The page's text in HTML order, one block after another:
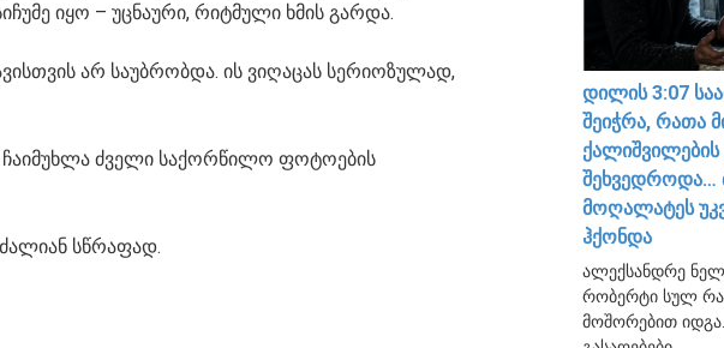
იყო – უცნაური, რიტმული ხმის გარდა.
არ საუბრობდა. ის ვიღაცას სერიოზულად,
ძველი საქორწილო ფოტოების
სწრაფად.
დილის 3:07
შეიჭრა, რათა
ქალიშვილების
შეხვედროდა…
მოღალატეს
ჰქონდა
ალექსანდრე
რობერტი სულ
მოშორებით